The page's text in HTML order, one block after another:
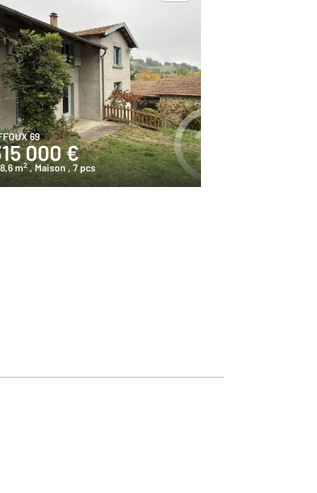
69
000 €
m2 , Maison, 7 pcs